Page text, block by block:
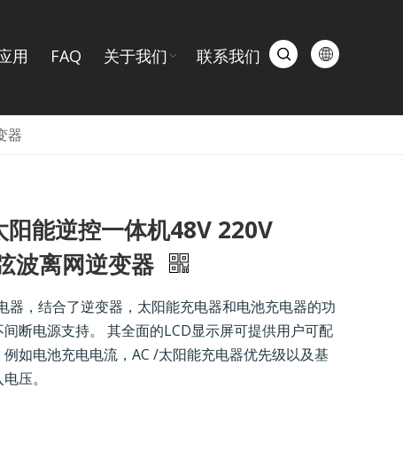
用 FAQ 关于我们 联系我们
器
能逆控一体机48V 220V
波离网逆变器
器，结合了逆变器，太阳能充电器和电池充电器的功
断电源支持。 其全面的LCD显示屏可提供用户可配
如电池充电电流，AC /太阳能充电器优先级以及基
压。